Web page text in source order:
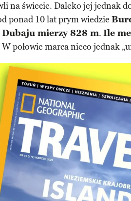
na świecie. Daleko jej jednak
ponad 10 lat prym wiedzie
mierzy 828 m. Ile
połowie marca nieco jednak